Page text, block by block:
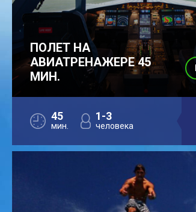
ПОЛЕТ НА
АВИАТРЕНАЖЕРЕ 45
МИН.
45
мин.
1-3
человека